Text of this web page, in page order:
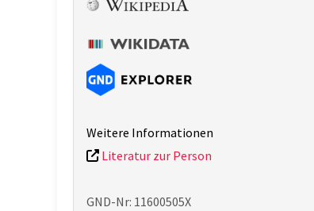
Weitere Informationen
Literatur zur Person
GND-Nr: 11600505X